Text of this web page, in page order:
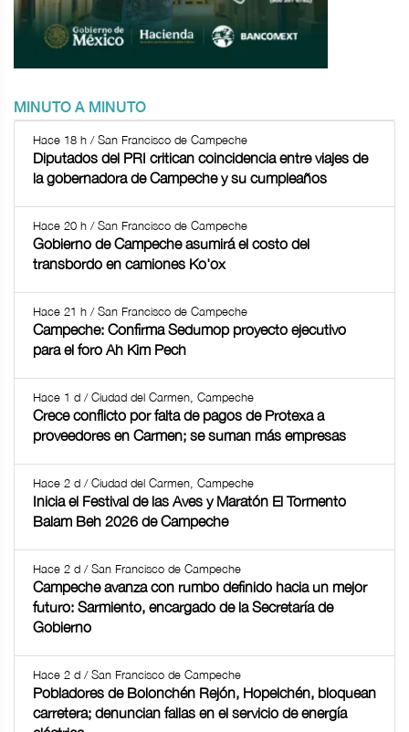
MINUTO A MINUTO
Hace 18 h / San Francisco de Campeche
Diputados del PRI critican coincidencia entre viajes de
la gobernadora de Campeche y su cumpleaños
Hace 20 h / San Francisco de Campeche
Gobierno de Campeche asumirá el costo del
transbordo en camiones Ko'ox
Hace 21 h / San Francisco de Campeche
Campeche: Confirma Sedumop proyecto ejecutivo
para el foro Ah Kim Pech
Hace 1 d / Ciudad del Carmen, Campeche
Crece conflicto por falta de pagos de Protexa a
proveedores en Carmen; se suman más empresas
Hace 2 d / Ciudad del Carmen, Campeche
Inicia el Festival de las Aves y Maratón El Tormento
Balam Beh 2026 de Campeche
Hace 2 d / San Francisco de Campeche
Campeche avanza con rumbo definido hacia un mejor
futuro: Sarmiento, encargado de la Secretaría de
Gobierno
Hace 2 d / San Francisco de Campeche
Pobladores de Bolonchén Rejón, Hopelchén, bloquean
carretera; denuncian fallas en el servicio de energía